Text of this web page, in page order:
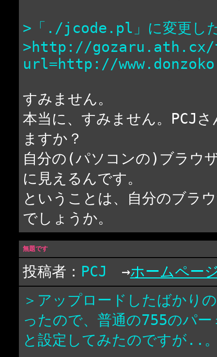
>「./jcode.pl」に変更した
>http://gozaru.ath.cx/
url=http://
すみません。
本当に、すみません。PCJ
ますか？
自分の(パソコンの)ブラウ
に見えるんです。
ということは、自分のブラ
でしょうか。
無題です
投稿者： PCJ →ホームペー
＞アップロードしたばかり
ったので、普通の755のパ
と設定してみたのですが..